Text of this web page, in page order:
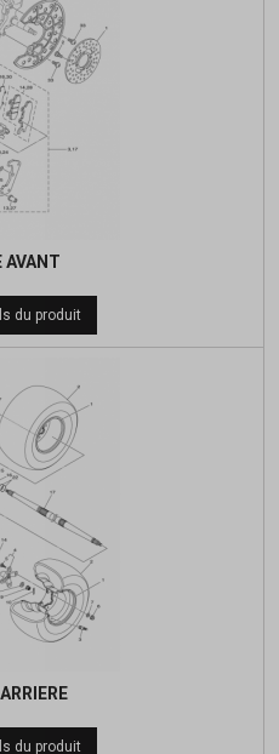
AVANT
Prix
de
du produit
Prix
du produit